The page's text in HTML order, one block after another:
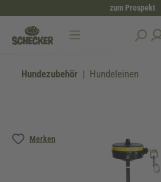
zum Prospekt
Hundezubehör Hundeleinen
Merken
Bildergalerie überspringen